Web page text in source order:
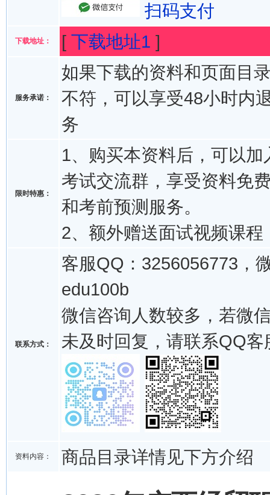
扫码支付
下载地址： [ 下载地址1 ]
服务承诺：
如果下载的资料和页面目
不符，可以享受48小时内
务
限时特惠：
1、购买本资料后，可以加
考试交流群，享受资料免
和考前预测服务。
2、额外赠送面试视频课程
联系方式：
客服QQ：3256056773，
edu100b
微信咨询人数较多，若微
未及时回复，请联系QQ客
资料内容： 商品目录详情见下方介绍